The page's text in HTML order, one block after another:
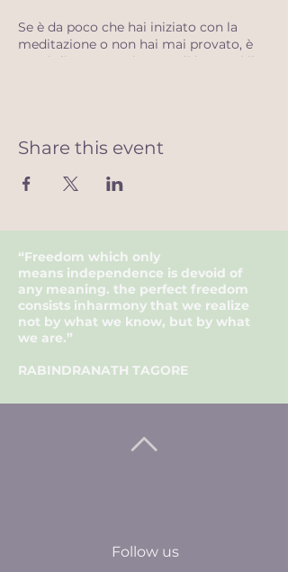
Se è da poco che hai iniziato con la
meditazione o non hai mai provato, è
consigliato partecipare agli incontri il
Grazie,
Share this event
“Freedom which only
means independence is devoid of
any meaning. the perfect freedom
consists inharmony that we realize
not by what we know, but by what
we are.”
RABINDRANATH TAGORE
Follow us